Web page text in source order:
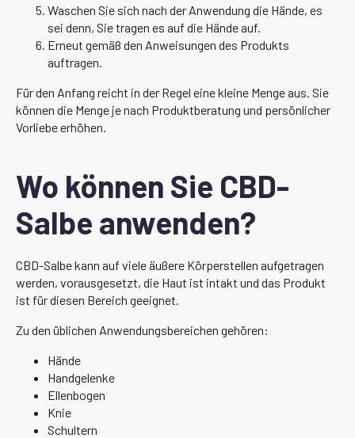
Waschen Sie sich nach der Anwendung die Hände, es
sei denn, Sie tragen es auf die Hände auf.
Erneut gemäß den Anweisungen des Produkts
auftragen.
Für den Anfang reicht in der Regel eine kleine Menge aus. Sie
können die Menge je nach Produktberatung und persönlicher
Vorliebe erhöhen.
Wo können Sie CBD-
Salbe anwenden?
CBD-Salbe kann auf viele äußere Körperstellen aufgetragen
werden, vorausgesetzt, die Haut ist intakt und das Produkt
ist für diesen Bereich geeignet.
Zu den üblichen Anwendungsbereichen gehören:
Hände
Handgelenke
Ellenbogen
Knie
Schultern